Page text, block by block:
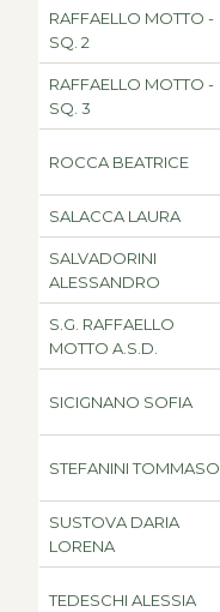
RAFFAELLO MOTTO -
SQ. 2
RAFFAELLO MOTTO -
SQ. 3
ROCCA BEATRICE
SALACCA LAURA
SALVADORINI
ALESSANDRO
S.G. RAFFAELLO
MOTTO A.S.D.
SICIGNANO SOFIA
STEFANINI TOMMASO
SUSTOVA DARIA
LORENA
TEDESCHI ALESSIA